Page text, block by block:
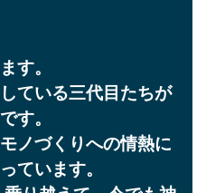
す。
ている三代目たちが
す。
ノづくりへの情熱に
ています。